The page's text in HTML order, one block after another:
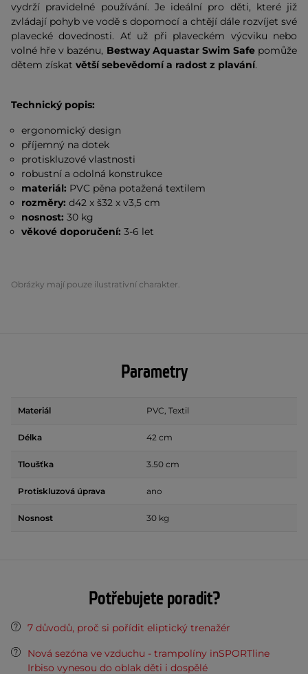
vydrží pravidelné používání. Je ideální pro děti, které již
zvládají pohyb ve vodě s dopomocí a chtějí dále rozvíjet své
plavecké dovednosti. Ať už při plaveckém výcviku nebo
volné hře v bazénu, Bestway Aquastar Swim Safepomůže
dětem získat větší sebevědomí a radost z plavání.
Technický popis:
ergonomický design
příjemný na dotek
protiskluzové vlastnosti
robustní a odolná konstrukce
materiál: PVC pěna potažená textilem
rozměry:d42 x š32 x v3,5 cm
nosnost:30 kg
věkové doporučení:3-6 let
Obrázky mají pouze ilustrativní charakter.
Parametry
Materiál PVC, Textil
Délka 42 cm
Tloušťka 3.50 cm
Protiskluzová úprava ano
Nosnost 30 kg
Potřebujete poradit?
7 důvodů, proč si pořídit eliptický trenažér
Nová sezóna ve vzduchu - trampolíny inSPORTline
Irbiso vynesou do oblak děti i dospělé